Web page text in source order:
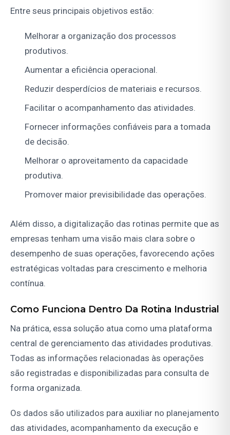
Entre seus principais objetivos estão:
Melhorar a organização dos processos
produtivos.
Aumentar a eficiência operacional.
Reduzir desperdícios de materiais e recursos.
Facilitar o acompanhamento das atividades.
Fornecer informações confiáveis para a tomada
de decisão.
Melhorar o aproveitamento da capacidade
produtiva.
Promover maior previsibilidade das operações.
Além disso, a digitalização das rotinas permite que as
empresas tenham uma visão mais clara sobre o
desempenho de suas operações, favorecendo ações
estratégicas voltadas para crescimento e melhoria
contínua.
Como Funciona Dentro Da Rotina Industrial
Na prática, essa solução atua como uma plataforma
central de gerenciamento das atividades produtivas.
Todas as informações relacionadas às operações
são registradas e disponibilizadas para consulta de
forma organizada.
Os dados são utilizados para auxiliar no planejamento
das atividades, acompanhamento da execução e